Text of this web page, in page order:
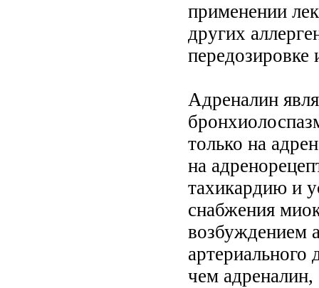
применении
других
передозировке
Адреналин
только на
на
тахикардию и
снабжения
возбуждением
артериального
чем